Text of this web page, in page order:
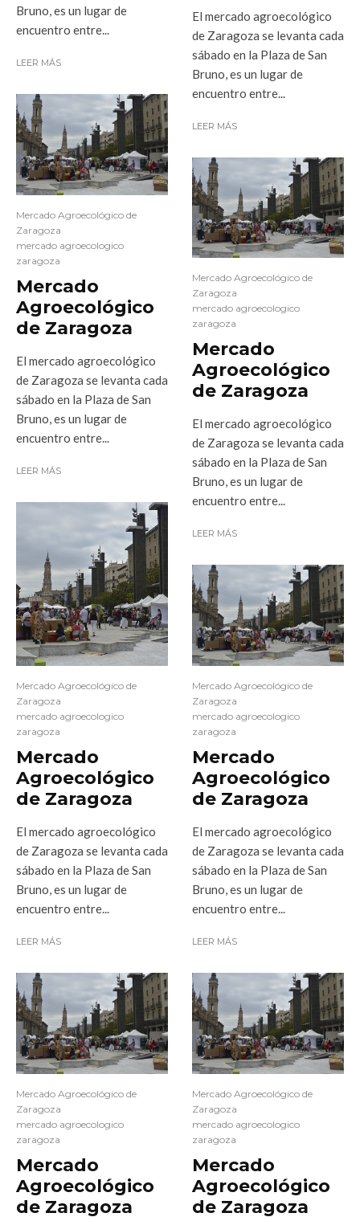
Bruno, es un lugar de
encuentro entre...
LEER MÁS
Mercado Agroecológico de
Zaragoza
mercado agroecologico
zaragoza
Mercado
Agroecológico
de Zaragoza
El mercado agroecológico
de Zaragoza se levanta cada
sábado en la Plaza de San
Bruno, es un lugar de
encuentro entre...
LEER MÁS
Mercado Agroecológico de
Zaragoza
mercado agroecologico
zaragoza
Mercado
Agroecológico
de Zaragoza
El mercado agroecológico
de Zaragoza se levanta cada
sábado en la Plaza de San
Bruno, es un lugar de
encuentro entre...
LEER MÁS
Mercado Agroecológico de
Zaragoza
mercado agroecologico
zaragoza
Mercado
Agroecológico
de Zaragoza
El mercado agroecológico
de Zaragoza se levanta cada
sábado en la Plaza de San
Bruno, es un lugar de
encuentro entre...
LEER MÁS
Mercado Agroecológico de
Zaragoza
mercado agroecologico
zaragoza
Mercado
Agroecológico
de Zaragoza
El mercado agroecológico
de Zaragoza se levanta cada
sábado en la Plaza de San
Bruno, es un lugar de
encuentro entre...
LEER MÁS
Mercado Agroecológico de
Zaragoza
mercado agroecologico
zaragoza
Mercado
Agroecológico
de Zaragoza
El mercado agroecológico
de Zaragoza se levanta cada
sábado en la Plaza de San
Bruno, es un lugar de
encuentro entre...
LEER MÁS
Mercado Agroecológico de
Zaragoza
mercado agroecologico
zaragoza
Mercado
Agroecológico
de Zaragoza